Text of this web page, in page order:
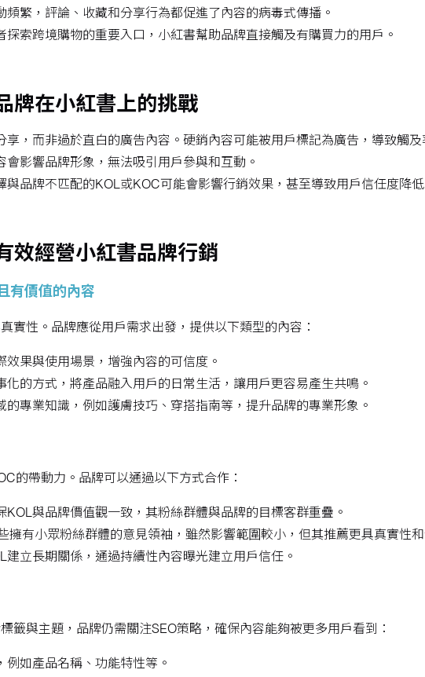
頻繁，評論、收藏和分享行為都促進了內容的病毒式傳播。
探索跨境購物的重要入口，小紅書幫助品牌直接觸及有購買力的用戶。
牌在小紅書上的挑戰
享，而非過於直白的廣告內容。硬銷內容可能被用戶標記為廣告，導致觸及
會影響品牌形象，無法吸引用戶參與和互動。
與品牌不匹配的KOL或KOC可能會影響行銷效果，甚至導致用戶信任度降低
效經營小紅書品牌行銷
有價值的內容
實性。品牌應從用戶需求出發，提供以下類型的內容：
果與使用場景，增強內容的可信度。
化的方式，將產品融入用戶的日常生活，讓用戶更容易產生共鳴。
的專業知識，例如護膚技巧、穿搭指南等，提升品牌的專業形象。
的帶動力。品牌可以通過以下方式合作：
KOL與品牌價值觀一致，其粉絲群體與品牌的目標客群重疊。
擁有小眾粉絲群體的意見領袖，雖然影響範圍較小，但其推薦更具真實性
建立長期關係，通過持續性內容曝光建立用戶信任。
籤與主題，品牌仍需關注SEO策略，確保內容能夠被更多用戶看到：
例如產品名稱、功能特性等。